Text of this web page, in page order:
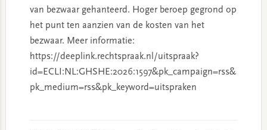
van bezwaar gehanteerd. Hoger beroep gegrond op
het punt ten aanzien van de kosten van het
bezwaar. Meer informatie:
https://deeplink.rechtspraak.nl/uitspraak?
id=ECLI:NL:GHSHE:2026:1597&pk_campaign=rss&
pk_medium=rss&pk_keyword=uitspraken